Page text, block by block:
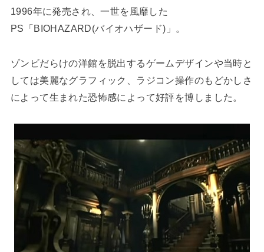
1996年に発売され、一世を風靡した
PS「BIOHAZARD(バイオハザード)」。
ゾンビだらけの洋館を脱出するゲームデザインや当時と
しては美麗なグラフィック、ラジコン操作のもどかしさ
によって生まれた恐怖感によって好評を博しました。